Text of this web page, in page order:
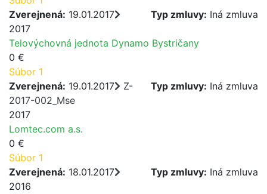
Zverejnená: 19.01.2017 Typ zmluvy: Iná zmluva
2017
Telovýchovná jednota Dynamo Bystričany
0 €
Súbor 1
Zverejnená: 19.01.2017 Typ zmluvy: Iná zmluva
Z-
2017-002_Mse
2017
Lomtec.com a.s.
0 €
Súbor 1
Zverejnená: 18.01.2017 Typ zmluvy: Iná zmluva
2016